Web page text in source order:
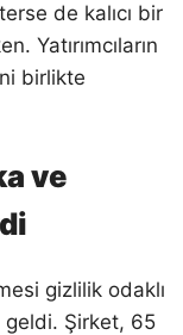
de kalıcı bir
Yatırımcıların
birlikte
ve
gizlilik odaklı
geldi. Şirket, 65